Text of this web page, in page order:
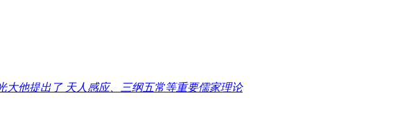
大他提出了 天人感应、三纲五常等重要儒家理论